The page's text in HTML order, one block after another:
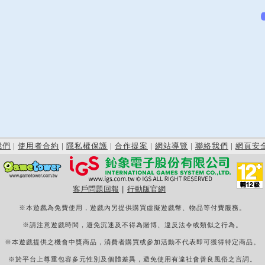
們 | 使用者合約 | 隱私權保護 | 合作提案 | 網站導覽 | 聯絡我們 | 網頁安
客戶問題回報 行動版官網
※本遊戲為免費使用，遊戲內另提供購買虛擬遊戲幣、物品等付費服務。
※請注意遊戲時間，避免沉迷及不得為賭博、違反法令或類似之行為。
※本遊戲提供之機會中獎商品，消費者購買或參加活動不代表即可獲得特定商品。
※於平台上尊重包容多元性別及個體差異，避免使用有違社會善良風俗之言詞。